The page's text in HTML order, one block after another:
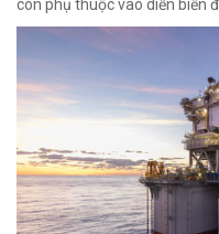
còn phụ thuộc vào diễn biến